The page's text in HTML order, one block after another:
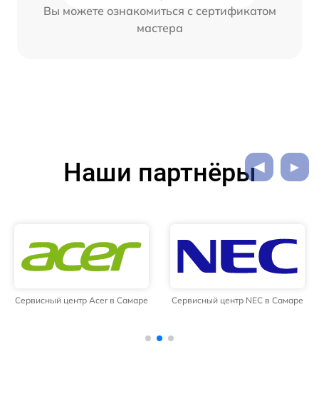
Вы можете ознакомиться с сертификатом
мастера
Наши партнёры
Сервисный центр Acer в Самаре Сервисный центр NEC в Самаре